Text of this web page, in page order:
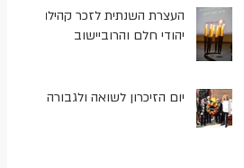
העצרת השנתית לזכר קהילות
יהודי חלם והרוביישוב
יום הזיכרון לשואה ולגבורה